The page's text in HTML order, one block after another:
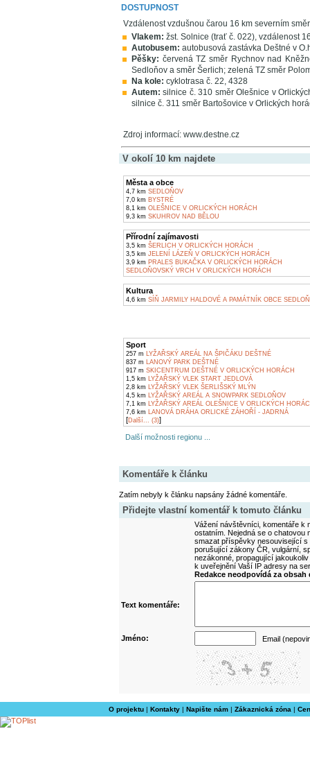
DOSTUPNOST
Vzdálenost vzdušnou čarou 16 km severním
Vlakem: žst. Solnice (trať č. 022), vzdálenost
Autobusem: autobusová zastávka Deštné v
Pěšky: červená TZ směr Rychnov nad
Sedloňov a směr Šerlich; zelená TZ směr
Na kole: cyklotrasa č. 22, 4328
Autem: silnice č. 310 směr Olešnice v
silnice č. 311 směr Bartošovice v Orlických
Zdroj informací: www.destne.cz
V okolí 10 km najdete
Města a obce
4,7 km SEDLOŇOV
7,0 km BYSTRÉ
8,1 km OLEŠNICE V ORLICKÝCH HORÁCH
9,3 km SKUHROV NAD BĚLOU
Přírodní zajímavosti
3,5 km ŠERLICH V ORLICKÝCH HORÁCH
3,5 km JELENÍ LÁZEŇ V ORLICKÝCH HORÁCH
3,9 km PRALES BUKAČKA V ORLICKÝCH HORÁCH
SEDLOŇOVSKÝ VRCH V ORLICKÝCH HORÁCH
Kultura
4,6 km SÍŇ JARMILY HALDOVÉ A PAMÁTNÍK OBCE
Sport
257 m LYŽAŘSKÝ AREÁL NA ŠPIČÁKU DEŠTNÉ
837 m LANOVÝ PARK DEŠTNÉ
917 m SKICENTRUM DEŠTNÉ V ORLICKÝCH HORÁCH
1,5 km LYŽAŘSKÝ VLEK START JEDLOVÁ
2,8 km LYŽAŘSKÝ VLEK ŠERLIŠSKÝ MLÝN
4,5 km LYŽAŘSKÝ AREÁL A SNOWPARK SEDLOŇOV
7,1 km LYŽAŘSKÝ AREÁL OLEŠNICE V ORLICKÝCH
7,6 km LANOVÁ DRÁHA ORLICKÉ ZÁHOŘÍ - JADRNÁ
[Další... (3)]
Další možnosti regionu ...
Komentáře k článku
Zatím nebyly k článku napsány žádné komentáře.
Přidejte vlastní komentář k tomuto článku
Vážení návštěvníci, komentáře k
ostatním. Nejedná se o
smazat příspěvky nesouvisející
porušující zákony ČR, vulgární,
nezákonné, propagující
k uveřejnění Vaší IP adresy na
Redakce neodpovídá za
Text komentáře:
Jméno: Email
O projektu| Kontakty| Napište nám| Zákaznická zóna |